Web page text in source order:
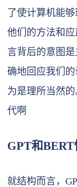
了使计算机能
他们的方法和
言背后的意图
确地回应我们
为是理所当然
代啊
GPT和
就结构而言，